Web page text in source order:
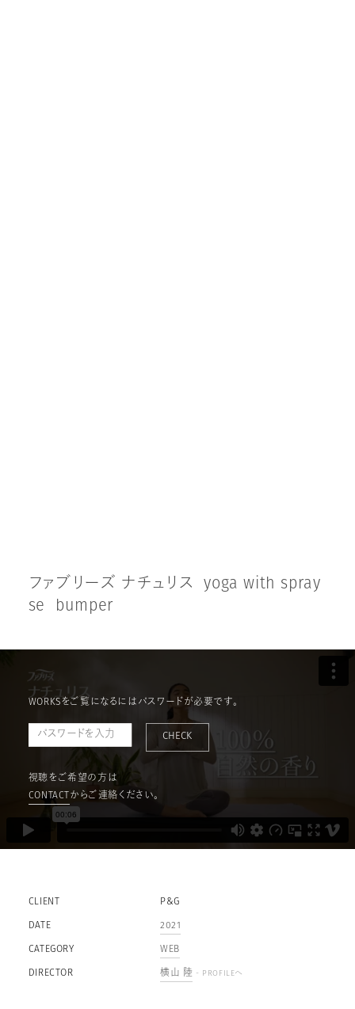
フ ァ ブ リ ー ズ ナ チュ リ ス yoga with s pray
se bu m per
WORKSをご覧になるにはパスワードが必要です。
CHECK
視聴をご希望の方は
CONTACT からご連絡ください。
CLIENT P&G
DATE 2021
CATEGORY WEB
DIRECTOR 横山 陸 - PROFILEへ